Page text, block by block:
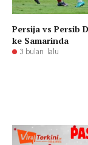
Persija vs Persib
ke Samarinda
3 bulan lalu